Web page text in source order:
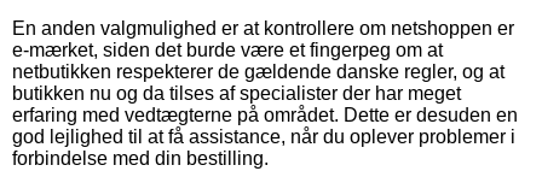
En anden valgmulighed er at kontrollere om netshoppen er
e-mærket, siden det burde være et fingerpeg om at
netbutikken respekterer de gældende danske regler, og at
butikken nu og da tilses af specialister der har meget
erfaring med vedtægterne på området. Dette er desuden en
god lejlighed til at få assistance, når du oplever problemer i
forbindelse med din bestilling.